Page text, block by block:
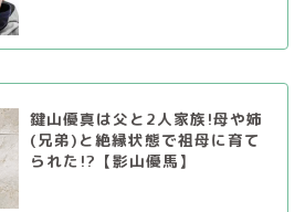
鍵山優真は父と2人家族!母や姉
(兄弟)と絶縁状態で祖母に育て
られた!?【影山優馬】